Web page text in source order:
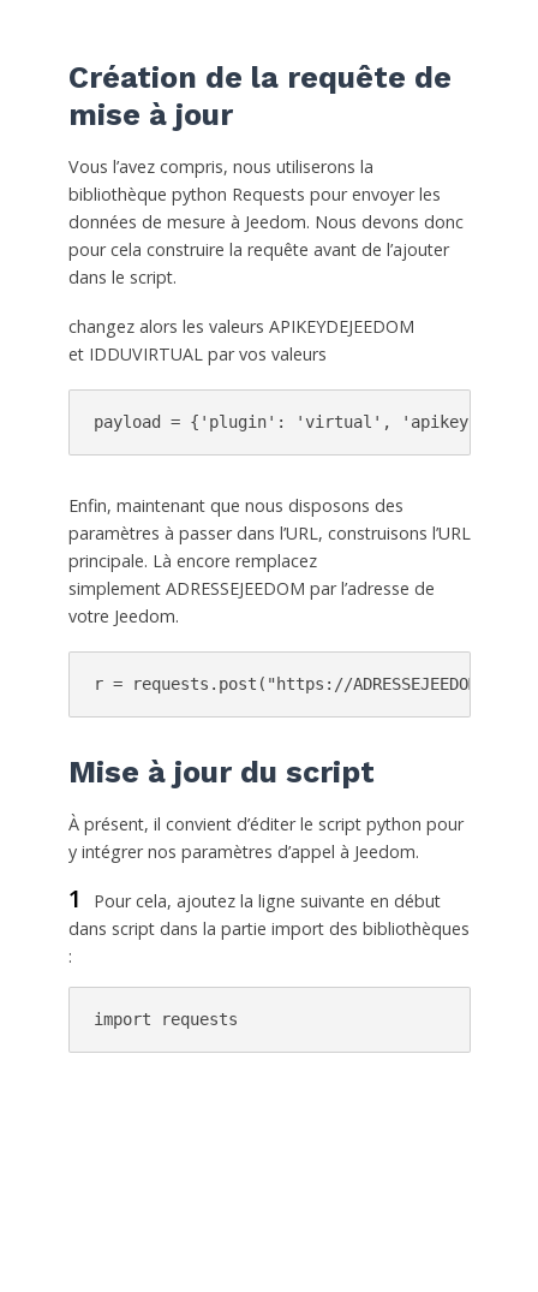
Création de la requête de
mise à jour
Vous l’avez compris, nous utiliserons la
bibliothèque python Requests pour envoyer les
données de mesure à Jeedom. Nous devons donc
pour cela construire la requête avant de l’ajouter
dans le script.
changez alors les valeurs APIKEYDEJEEDOM
et IDDUVIRTUAL par vos valeurs
payload = {'plugin': 'virtual', 'apikey':
Enfin, maintenant que nous disposons des
paramètres à passer dans l’URL, construisons l’URL
principale. Là encore remplacez
simplement ADRESSEJEEDOM par l’adresse de
votre Jeedom.
r = requests.post("https://ADRESSEJEEDOM/
Mise à jour du script
À présent, il convient d’éditer le script python pour
y intégrer nos paramètres d’appel à Jeedom.
1
Pour cela, ajoutez la ligne suivante en début
dans script dans la partie import des bibliothèques
:
import requests